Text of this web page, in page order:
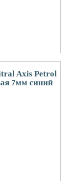
Axis Petrol
7мм синий